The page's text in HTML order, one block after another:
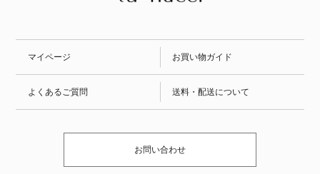
マイページ お買い物ガイド
よくあるご質問 送料・配送について
お問い合わせ